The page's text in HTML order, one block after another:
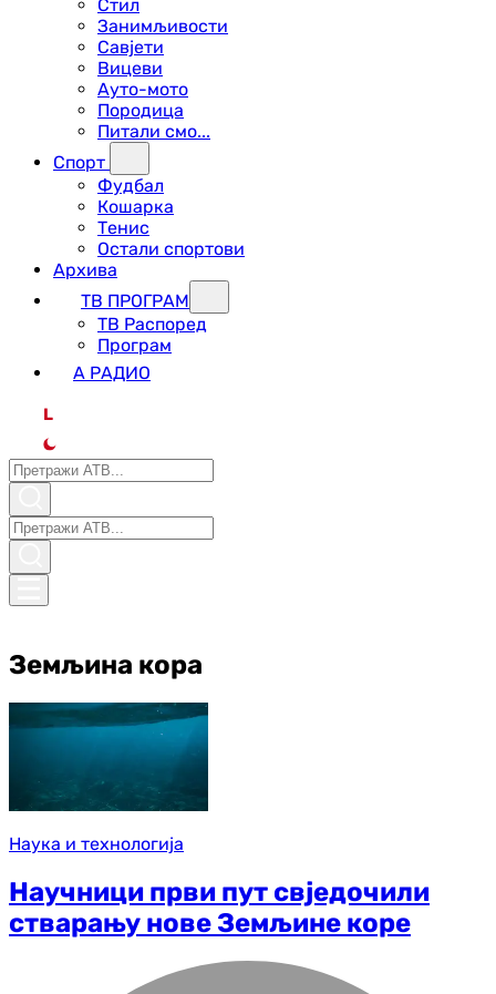
Стил
Занимљивости
Савјети
Вицеви
Ауто-мото
Породица
Питали смо...
Спорт
Фудбал
Кошарка
Тенис
Остали спортови
Архива
ТВ ПРОГРАМ
ТВ Распоред
Програм
А РАДИО
L
Земљина кора
Наука и технологија
Научници први пут свједочили
стварању нове Земљине коре